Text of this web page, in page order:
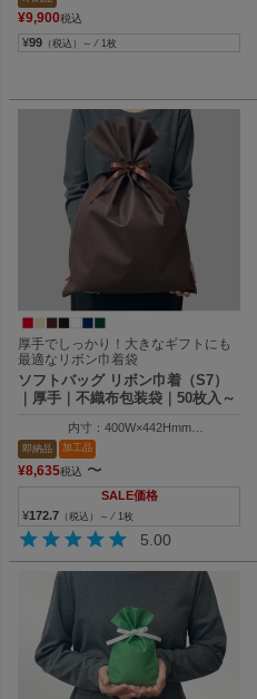
¥9,900税込
¥99 （税込）～ ⁄ 1枚
厚手でしっかり！大きなギフトにも
最適なリボン巾着袋
ソフトバッグ リボン巾着（S7）
｜厚手｜不織布包装袋｜50枚入～
内寸：400W×442Hmm
外寸：410W×600Hmm
即納品 加工品
¥8,635税込 〜
SALE価格
¥172.7 （税込）～ ⁄ 1枚
5.00